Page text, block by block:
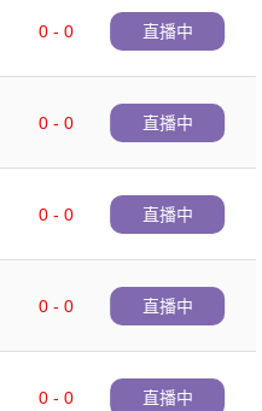
0 - 0
直播中
0 - 0
直播中
0 - 0
直播中
0 - 0
直播中
0 - 0
直播中